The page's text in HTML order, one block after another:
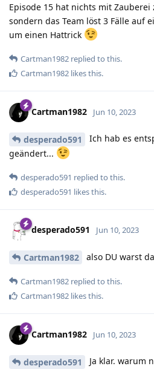
Episode 15 hat nichts mit Zauberei
sondern das Team löst 3 Fälle auf
um einen Hattrick
Cartman1982 replied to this.
Cartman1982 likes this.
Cartman1982 Jun 10, 2023
desperado591
Ich hab es
geändert...
desperado591 replied to this.
desperado591 likes this.
desperado591 Jun 10, 2023
Cartman1982 also DU warst
Cartman1982 replied to this.
Cartman1982 likes this.
Cartman1982 Jun 10, 2023
desperado591
Ja klar. warum